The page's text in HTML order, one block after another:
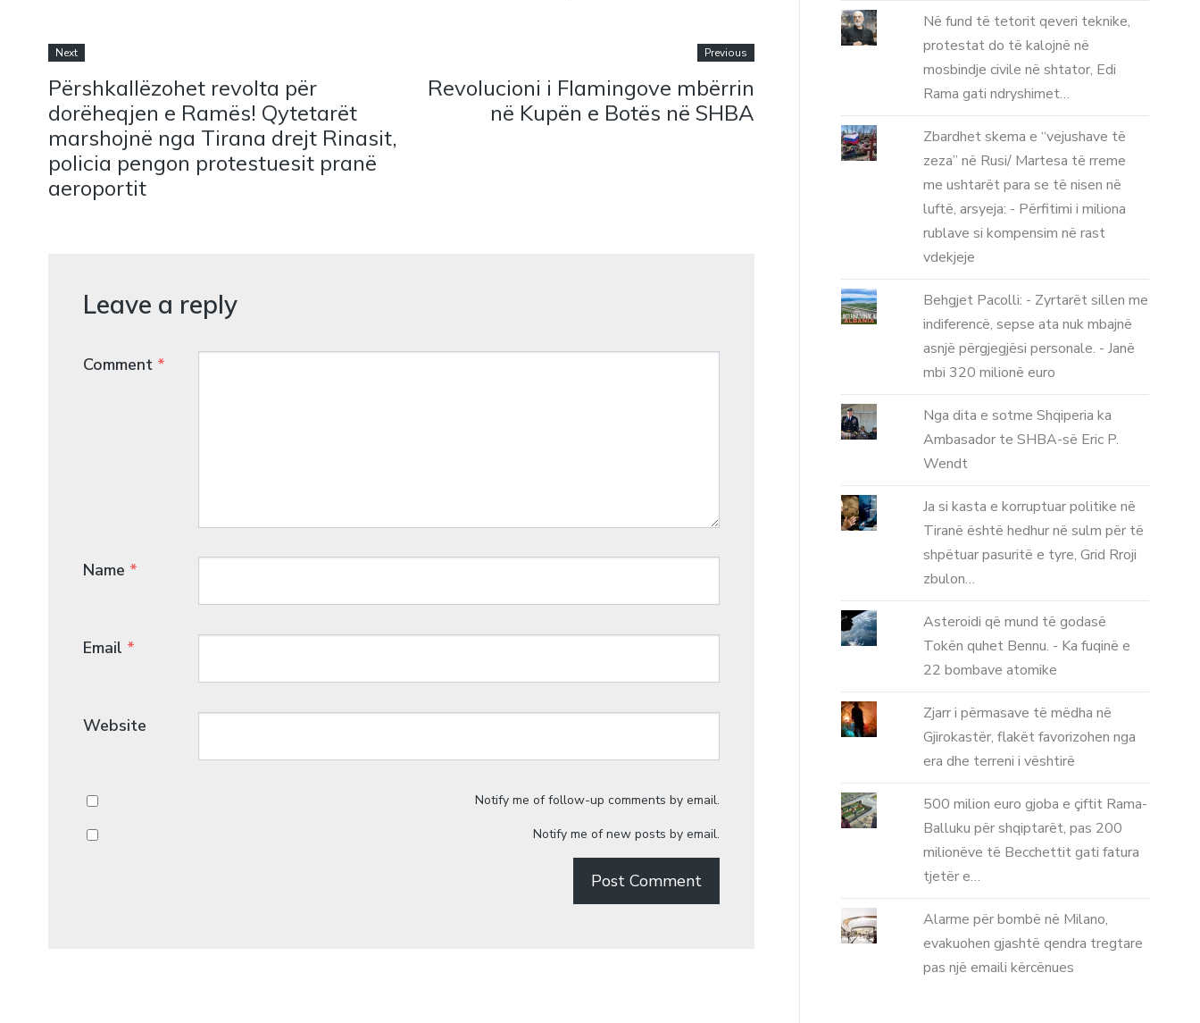
Next
Përshkallëzohet revolta për
dorëheqjen e Ramës! Qytetarët
marshojnë nga Tirana drejt Rinasit,
policia pengon protestuesit pranë
aeroportit
Previous
Revolucioni i Flamingove mbërrin
në Kupën e Botës në SHBA
Leave a reply
Comment *
Name *
Email *
Website
Notify me of follow-up comments by email.
Notify me of new posts by email.
Në fund të tetorit qeveri teknike,
protestat do të kalojnë në
mosbindje civile në shtator, Edi
Rama gati ndryshimet…
Zbardhet skema e “vejushave të
zeza” në Rusi/ Martesa të rreme
me ushtarët para se të nisen në
luftë, arsyeja: - Përfitimi i miliona
rublave si kompensim në rast
vdekjeje
Behgjet Pacolli: - Zyrtarët sillen me
indiferencë, sepse ata nuk mbajnë
asnjë përgjegjësi personale. - Janë
mbi 320 milionë euro
Nga dita e sotme Shqiperia ka
Ambasador te SHBA-së Eric P.
Wendt
Ja si kasta e korruptuar politike në
Tiranë është hedhur në sulm për të
shpëtuar pasuritë e tyre, Grid Rroji
zbulon…
Asteroidi që mund të godasë
Tokën quhet Bennu. - Ka fuqinë e
22 bombave atomike
Zjarr i përmasave të mëdha në
Gjirokastër, flakët favorizohen nga
era dhe terreni i vështirë
500 milion euro gjoba e çiftit Rama-
Balluku për shqiptarët, pas 200
milionëve të Becchettit gati fatura
tjetër e…
Alarme për bombë në Milano,
evakuohen gjashtë qendra tregtare
pas një emaili kërcënues